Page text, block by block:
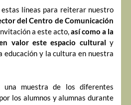
líneas para reiterar nuestro
del Centro de Comunicación
a este acto,así como a la
valor este espacio cultural y
educación y la cultura en nuestra
una muestra de los diferentes
los alumnos y alumnas durante